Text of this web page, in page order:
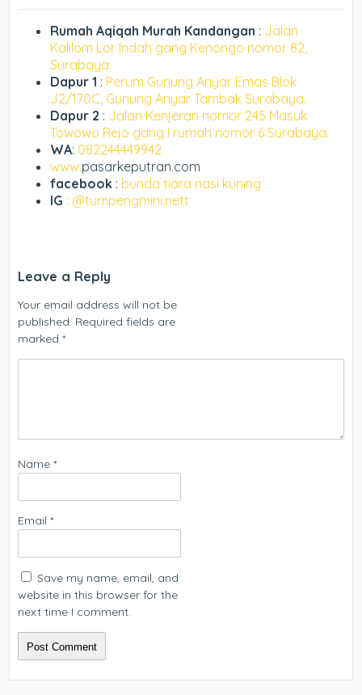
Rumah Aqiqah Murah Kandangan : Jalan
Kalilom Lor Indah gang Kenongo nomor 82,
Surabaya.
Dapur 1 : Perum Gunung Anyar Emas Blok
J2/170C, Gunung Anyar Tambak Surabaya.
Dapur 2 : Jalan Kenjeran nomor 245 Masuk
Towowo Rejo gang I rumah nomor 6 Surabaya.
WA: 082244449942
www.pasarkeputran.com
facebook : bunda tiara nasi kuning
IG : @tumpengmini.nett
Leave a Reply
Your email address will not be
published. Required fields are
marked*
Name*
Email*
Save my name, email, and
website in this browser for the
next time I comment.